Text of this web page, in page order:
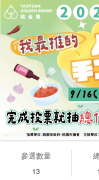
參選數量
13